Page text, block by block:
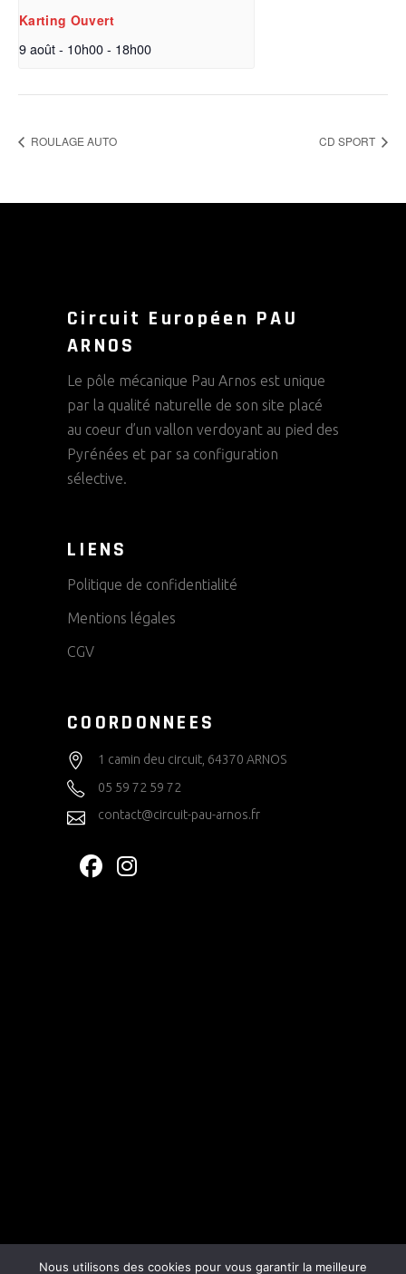
Karting Ouvert
9 août - 10h00- 18h00
ROULAGE AUTO CD SPORT
Circuit Européen PAU
ARNOS
Le pôle mécanique Pau Arnos est unique
par la qualité naturelle de son site placé
au coeur d’un vallon verdoyant au pied des
Pyrénées et par sa configuration
sélective.
LIENS
Politique de confidentialité
Mentions légales
CGV
COORDONNEES
1 camin deu circuit, 64370 ARNOS
05 59 72 59 72
contact@circuit-pau-arnos.fr
Nous utilisons des cookies pour vous garantir la meilleure